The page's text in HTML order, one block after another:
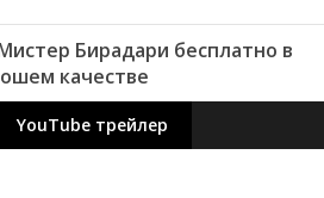
Бирадари бесплатно в
качестве
YouTube трейлер